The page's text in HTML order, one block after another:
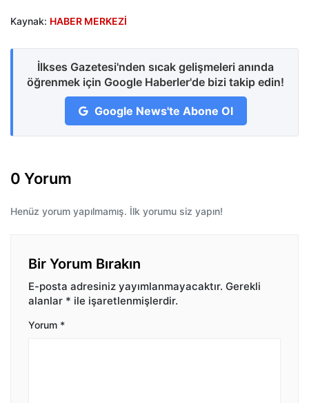
Kaynak: HABER MERKEZİ
İlkses Gazetesi'nden sıcak gelişmeleri anında
öğrenmek için Google Haberler'de bizi takip edin!
Google News'te Abone Ol
0 Yorum
Henüz yorum yapılmamış. İlk yorumu siz yapın!
Bir Yorum Bırakın
E-posta adresiniz yayımlanmayacaktır. Gerekli
alanlar * ile işaretlenmişlerdir.
Yorum *